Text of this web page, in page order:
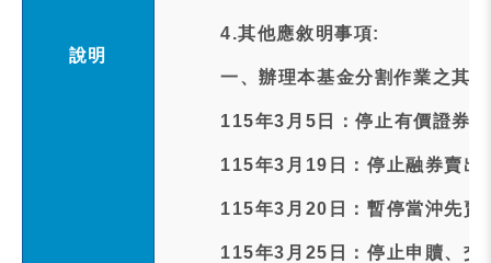
說明
4.其他應敘明事項:
一、辦理本基金分割作業之其
115年3月5日：停止有價證券
115年3月19日：停止融券賣出
115年3月20日：暫停當沖先賣
115年3月25日：停止申贖、交